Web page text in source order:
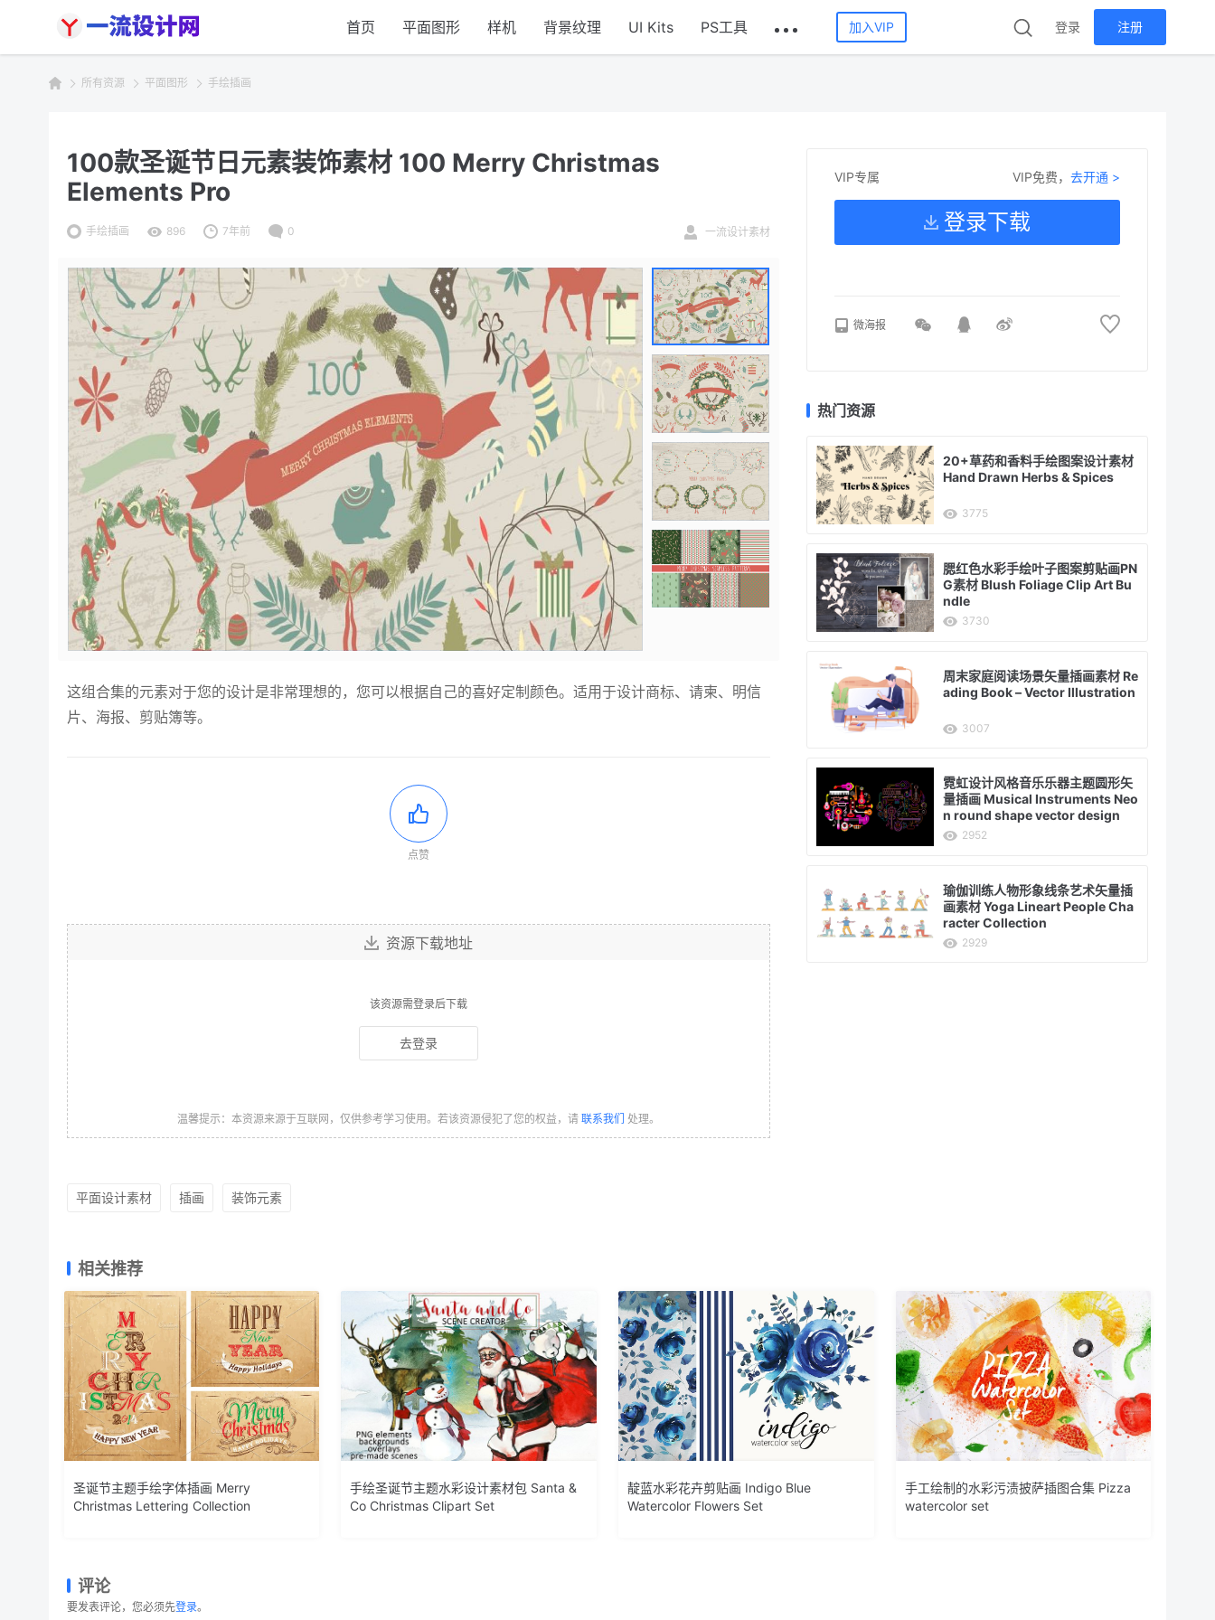
首页 平面图形 样机 背景纹理 UI Kits PS工具 加入VIP 登录 注册
所有资源 平面图形 手绘插画
100款圣诞节日元素装饰素材 100 Merry Christmas
Elements Pro
手绘插画 896 7年前 0 一流设计素材
这组合集的元素对于您的设计是非常理想的，您可以根据自己的喜好定制颜色。适用于设计商标、请柬、明信
片、海报、剪贴簿等。
点赞
资源下载地址
该资源需登录后下载
去登录
温馨提示：本资源来源于互联网，仅供参考学习使用。若该资源侵犯了您的权益，请 联系我们 处理。
VIP专属 VIP免费，去开通 >
登录下载
微海报
热门资源
20+草药和香料手绘图案设计素材
Hand Drawn Herbs & Spices
3775
腮红色水彩手绘叶子图案剪贴画PN
G素材 Blush Foliage Clip Art Bu
ndle
3730
周末家庭阅读场景矢量插画素材 Re
ading Book – Vector Illustration
3007
霓虹设计风格音乐乐器主题圆形矢
量插画 Musical Instruments Neo
n round shape vector design
2952
瑜伽训练人物形象线条艺术矢量插
画素材 Yoga Lineart People Cha
racter Collection
2929
平面设计素材 插画 装饰元素
相关推荐
圣诞节主题手绘字体插画 Merry
Christmas Lettering Collection
手绘圣诞节主题水彩设计素材包 Santa &
Co Christmas Clipart Set
靛蓝水彩花卉剪贴画 Indigo Blue
Watercolor Flowers Set
手工绘制的水彩污渍披萨插图合集 Pizza
watercolor set
评论
要发表评论，您必须先登录。